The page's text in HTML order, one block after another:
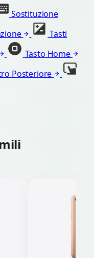
Sostituzione
Tasti
Tasto Home
Posteriore